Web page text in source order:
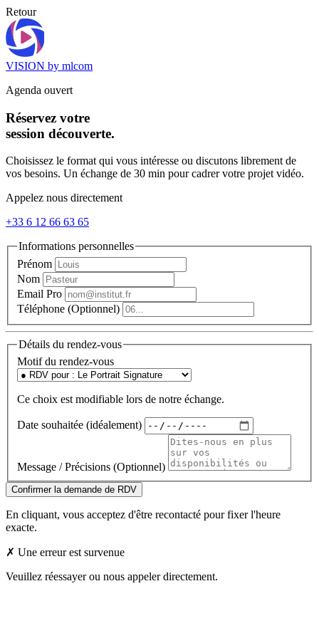
Retour
VISION by mlcom
Agenda ouvert
Réservez votre
session découverte.
Choisissez le format qui vous intéresse ou discutons librement de
vos besoins. Un échange de 30 min pour cadrer votre projet vidéo.
Appelez nous directement
+33 6 12 66 63 65
Informations personnelles
Prénom
Nom
Email Pro
Téléphone (Optionnel)
Détails du rendez-vous
Motif du rendez-vous
Ce choix est modifiable lors de notre échange.
Date souhaitée (idéalement)
Message / Précisions (Optionnel)
Confirmer la demande de RDV
En cliquant, vous acceptez d'être recontacté pour fixer l'heure
exacte.
✗ Une erreur est survenue
Veuillez réessayer ou nous appeler directement.